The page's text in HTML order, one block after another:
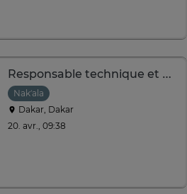
Responsable technique et de production
Nak’ala
Dakar, Dakar
20. avr., 09:38